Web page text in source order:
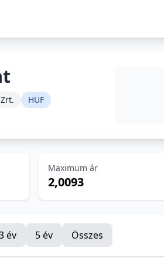
HUF
Maximum ár
2,0093
év 5 év Összes